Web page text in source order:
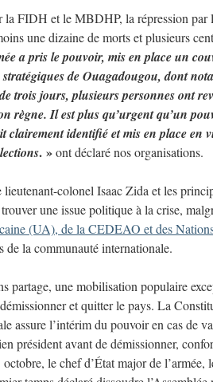
la FIDH et le MBDHP, la répression par
une dizaine de morts et plusieurs
a pris le pouvoir, mis en place un
de Ouagadougou, dont
trois jours, plusieurs personnes ont
règne. Il est plus qu’urgent qu’un
clairement identifié et mis en place en
. »ont déclaré nos organisations.
colonel Isaac Zida et les
une issue politique à la crise,
(UA), de la CEDEAO et des
de la communauté internationale.
partage, une mobilisation populaire
et quitter le pays. La
assure l’intérim du pouvoir en cas de
président avant de démissionner,
le chef d’État major de l’armée,